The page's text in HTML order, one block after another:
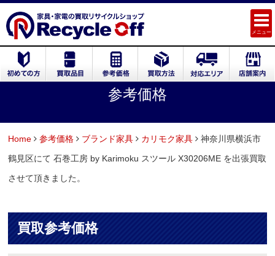
メニュー
参考価格
Home 参考価格 ブランド家具 カリモク家具
神奈川県横浜市
鶴見区にて 石巻工房 by Karimoku スツール X30206ME を出張買取
させて頂きました。
買取参考価格